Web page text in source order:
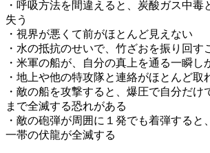
・呼吸方法を間違えると、炭酸ガス中毒
失う
・視界が悪くて前がほとんど見えない
・水の抵抗のせいで、竹ざおを振り回す
・米軍の船が、自分の真上を通る一瞬し
・地上や他の特攻隊と連絡がほとんど取
・敵の船を攻撃すると、爆圧で自分だけ
まで全滅する恐れがある
・敵の砲弾が周囲に１発でも着弾すると
一帯の伏龍が全滅する